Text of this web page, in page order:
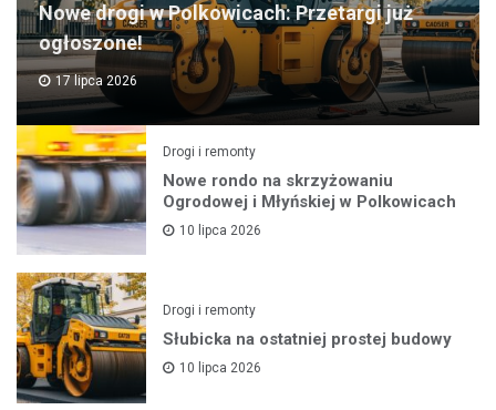
Nowe drogi w Polkowicach: Przetargi już
ogłoszone!
17 lipca 2026
Drogi i remonty
Nowe rondo na skrzyżowaniu
Ogrodowej i Młyńskiej w Polkowicach
10 lipca 2026
Drogi i remonty
Słubicka na ostatniej prostej budowy
10 lipca 2026